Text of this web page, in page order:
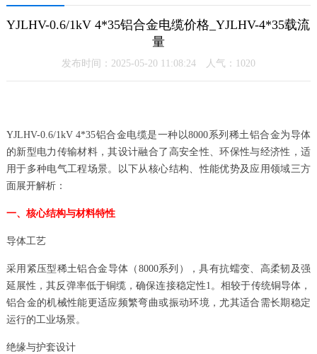
YJLHV-0.6/1kV 4*35铝合金电缆价格_YJLHV-4*35载流
量
发布时间：2025-05-20 11:08:24 人气： 1020
YJLHV-0.6/1kV 4*35铝合金电缆是一种以8000系列稀土铝合金为导体
的新型电力传输材料，其设计融合了高安全性、环保性与经济性，适
用于多种电气工程场景。以下从核心结构、性能优势及应用领域三方
面展开解析：
一、核心结构与材料特性
导体工艺
采用紧压型稀土铝合金导体（8000系列），具有抗蠕变、高柔韧及强
延展性，其反弹率低于铜缆，确保连接稳定性1。相较于传统铜导体，
铝合金的机械性能更适应频繁弯曲或振动环境，尤其适合需长期稳定
运行的工业场景。
绝缘与护套设计